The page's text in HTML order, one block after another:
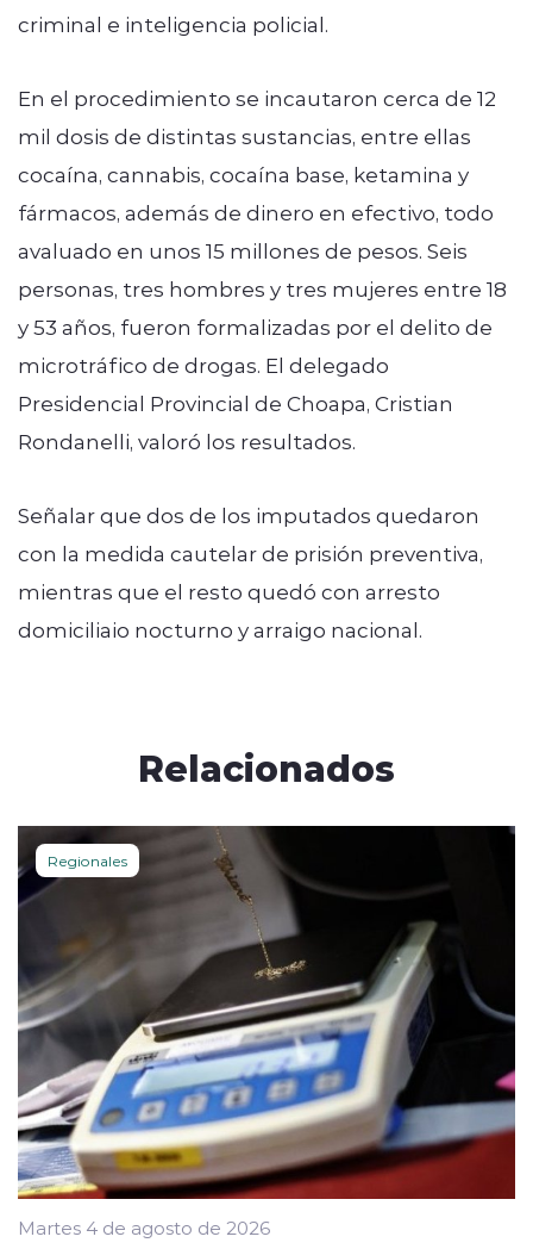
criminal e inteligencia policial.
En el procedimiento se incautaron cerca de 12
mil dosis de distintas sustancias, entre ellas
cocaína, cannabis, cocaína base, ketamina y
fármacos, además de dinero en efectivo, todo
avaluado en unos 15 millones de pesos. Seis
personas, tres hombres y tres mujeres entre 18
y 53 años, fueron formalizadas por el delito de
microtráfico de drogas. El delegado
Presidencial Provincial de Choapa, Cristian
Rondanelli, valoró los resultados.
Señalar que dos de los imputados quedaron
con la medida cautelar de prisión preventiva,
mientras que el resto quedó con arresto
domiciliaio nocturno y arraigo nacional.
Relacionados
Regionales
Martes 4 de agosto de 2026